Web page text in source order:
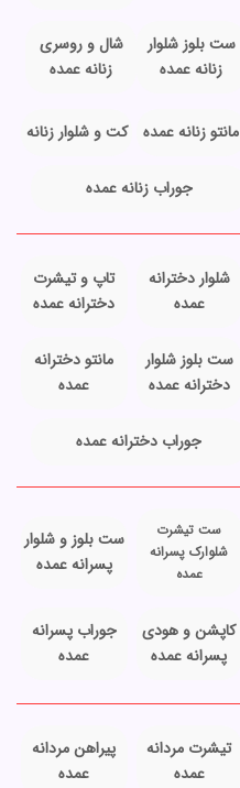
ست بلوز شلوار
زنانه عمده
شال و روسری
زنانه عمده
مانتو زنانه عمده کت و شلوار زنانه
جوراب زنانه عمده
شلوار دخترانه
عمده
تاپ و تیشرت
دخترانه عمده
ست بلوز شلوار
دخترانه عمده
مانتو دخترانه
عمده
جوراب دخترانه عمده
ست تیشرت
شلوارک پسرانه
عمده
ست بلوز و شلوار
پسرانه عمده
کاپشن و هودی
پسرانه عمده
جوراب پسرانه
عمده
تیشرت مردانه
عمده
پیراهن مردانه
عمده